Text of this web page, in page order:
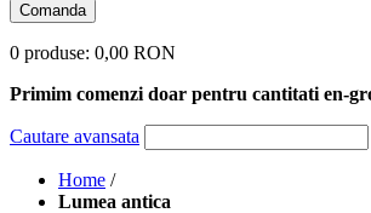
Comanda
0 produse: 0,00 RON
Primim comenzi doar pentru cantitati en-
Cautare avansata
Home /
Lumea antica